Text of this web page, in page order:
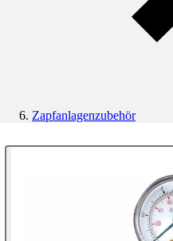
Zapfanlagenzubehör